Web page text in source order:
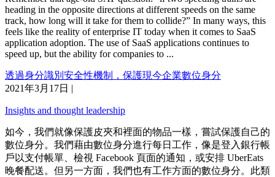
heading in the opposite directions at different speeds on the same
track, how long will it take for them to collide?” In many ways, this
feels like the reality of enterprise IT today when it comes to SaaS
application adoption. The use of SaaS applications continues to
speed up, but the ability for companies to ...
透過身分識別安全性機制，保護現今企業數位身分
2021年3月17日 |
Insights and thought leadership
如今，我們就像保護皮夾和裡面的物品一樣，嘗試保護自己的
數位身分。我們藉由數位身分進行每日工作，像是登入銀行帳
戶以支付帳單、檢視 Facebook 頁面的通知，或安排 UberEats
晚餐配送。但另一方面，我們也有工作方面的數位身分。此類